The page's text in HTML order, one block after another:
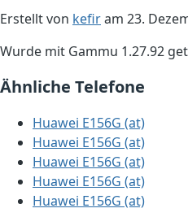
Erstellt von kefiram 23.
Wurde mit Gammu 1.27.92
Ähnliche Telefone
Huawei E156G (at)
Huawei E156G (at)
Huawei E156G (at)
Huawei E156G (at)
Huawei E156G (at)